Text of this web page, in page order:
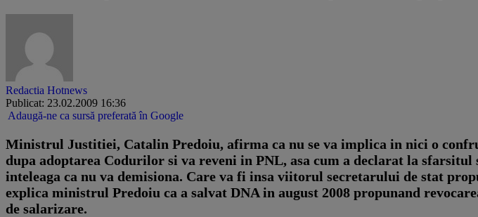
Redactia Hotnews
Publicat: 23.02.2009 16:36
Adaugă-ne ca sursă preferată în Google
Ministrul Justitiei, Catalin Predoiu, afirma ca nu se va implica in nici o
dupa adoptarea Codurilor si va reveni in PNL, asa cum a declarat la
inteleaga ca nu va demisiona. Care va fi insa viitorul secretarului de stat
explica ministrul Predoiu ca a salvat DNA in august 2008 propunand
de salarizare.